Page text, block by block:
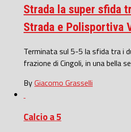
Strada la super sfida
Strada e Polisportiva
Terminata sul 5-5 la sfida tra i
frazione di Cingoli, in una bella
ByGiacomo Grasselli
Calcio a 5